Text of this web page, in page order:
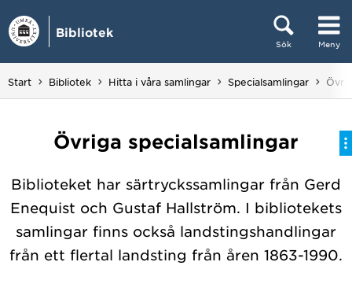
Hoppa direkt till innehållet
Bibliotek
Sök Meny
Huvudmenyn dold.
Start Bibliotek Hitta i våra samlingar Specialsamlingar Du
Övriga specialsamlingar
Biblioteket har särtryckssamlingar från Gerd
Enequist och Gustaf Hallström. I bibliotekets
samlingar finns också landstingshandlingar
från ett flertal landsting från åren 1863-1990.